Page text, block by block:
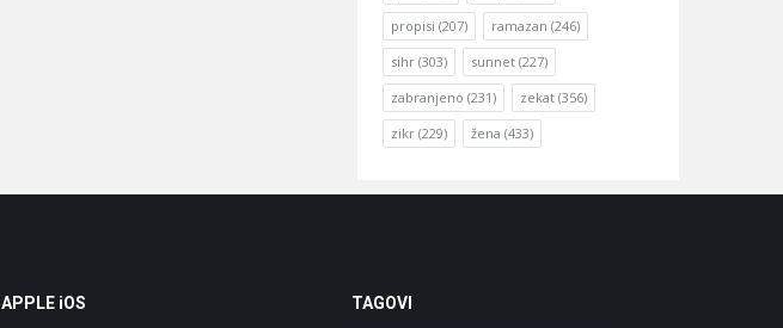
propisi (207) ramazan (246)
sihr (303) sunnet (227)
zabranjeno (231) zekat (356)
zikr (229) žena (433)
APPLE iOS TAGOVI